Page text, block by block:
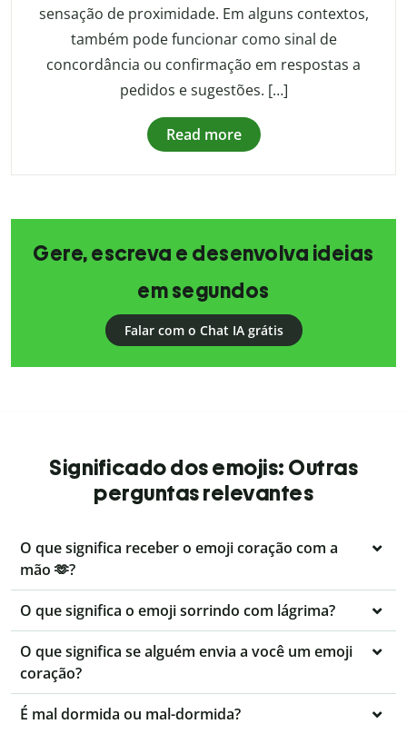
sensação de proximidade. Em alguns contextos,
também pode funcionar como sinal de
concordância ou confirmação em respostas a
pedidos e sugestões. […]
Read more
Gere, escreva e desenvolva ideias
em segundos
Falar com o Chat IA grátis
Significado dos emojis: Outras
perguntas relevantes
O que significa receber o emoji coração com a
mão 🫶?
O que significa o emoji sorrindo com lágrima?
O que significa se alguém envia a você um emoji
coração?
É mal dormida ou mal-dormida?